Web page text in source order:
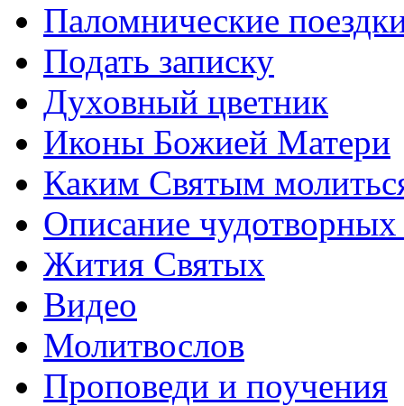
Паломнические
Подать записку
Духовный цветник
Иконы Божией Матери
Каким Святым
Описание
Жития Святых
Видео
Молитвослов
Проповеди и поучения